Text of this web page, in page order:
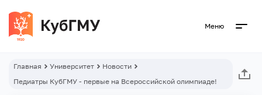
Меню
Главная Университет
Новости
Педиатры КубГМУ - первые на Всероссийской олимпиаде!